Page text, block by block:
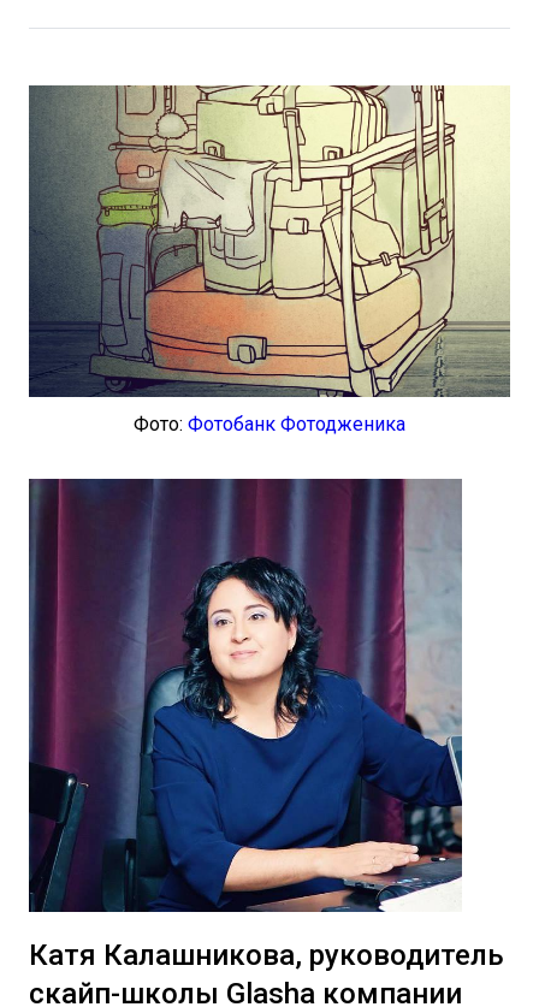
Фото: Фотобанк Фотодженика
Катя Калашникова, руководитель
скайп-школы Glasha компании